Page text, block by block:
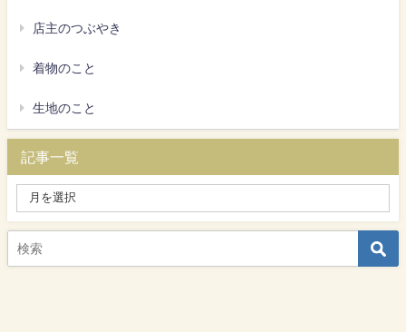
店主のつぶやき
着物のこと
生地のこと
記事一覧